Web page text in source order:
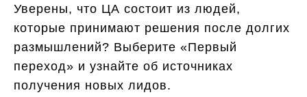
Уверены, что ЦА состоит из людей,
которые принимают решения после долгих
размышлений? Выберите «Первый
переход» и узнайте об источниках
получения новых лидов.